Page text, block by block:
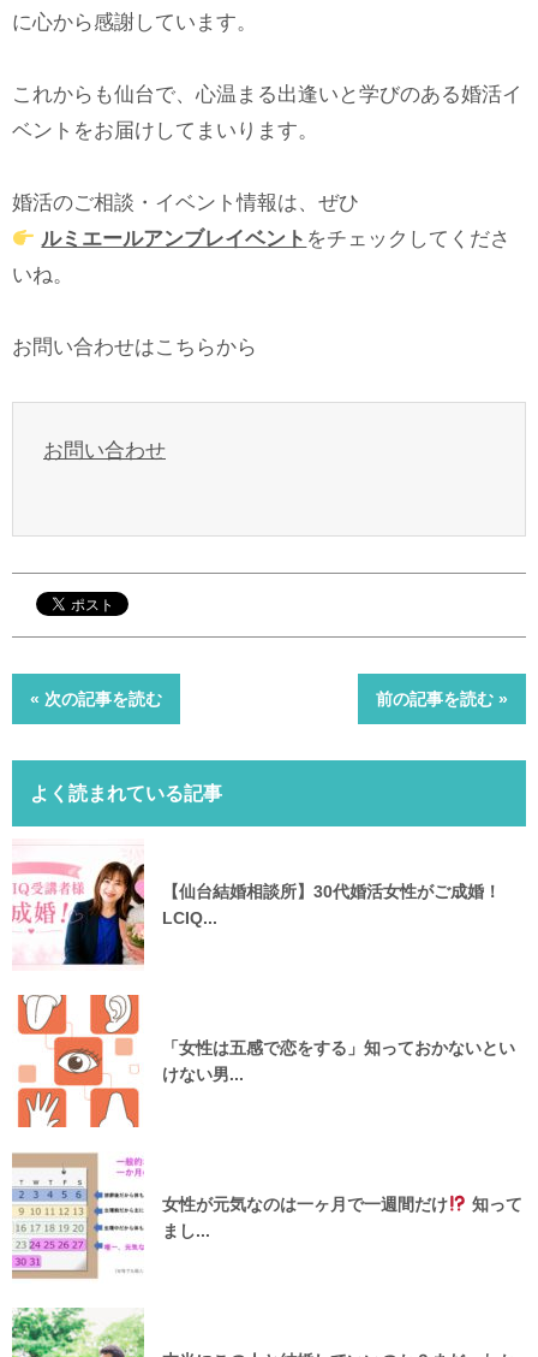
に心から感謝しています。
これからも仙台で、心温まる出逢いと学びのある婚活イ
ベントをお届けしてまいります。
婚活のご相談・イベント情報は、ぜひ
ルミエールアンブレイベント をチェックしてくださ
いね。
お問い合わせはこちらから
お問い合わせ
« 次の記事を読む 前の記事を読む »
よく読まれている記事
【仙台結婚相談所】30代婚活女性がご成婚！
LCIQ...
「女性は五感で恋をする」知っておかないとい
けない男...
女性が元気なのは一ヶ月で一週間だけ
知って
まし...